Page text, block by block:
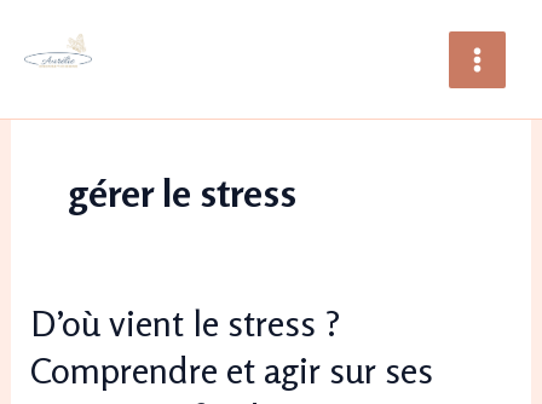
contenu
gérer le stress
D’où vient le stress ?
Comprendre et agir sur ses
D’où
vient
le